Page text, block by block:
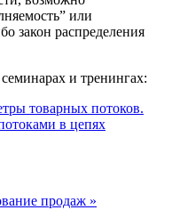
или
закон распределения
и тренингах:
товарных потоков.
в цепях
продаж »